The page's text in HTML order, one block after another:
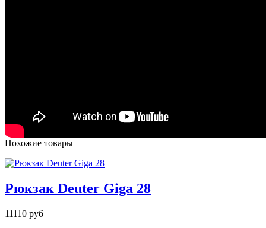
Похожие товары
Рюкзак Deuter Giga 28
11110 руб